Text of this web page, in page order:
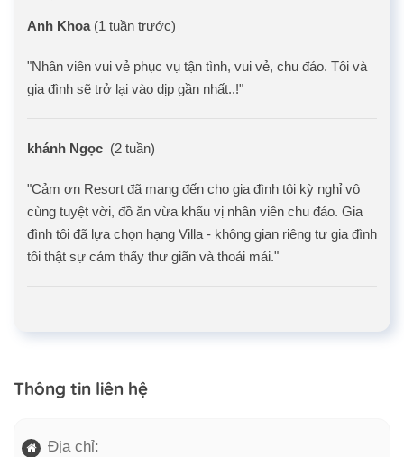
Anh Khoa(1 tuần trước)
"Nhân viên vui vẻ phục vụ tận tình, vui vẻ, chu đáo. Tôi và
gia đình sẽ trở lại vào dịp gần nhất..!"
khánh Ngọc (2 tuần)
"Cảm ơn Resort đã mang đến cho gia đình tôi kỳ nghỉ vô
cùng tuyệt vời, đồ ăn vừa khẩu vị nhân viên chu đáo. Gia
đình tôi đã lựa chọn hạng Villa - không gian riêng tư gia đình
tôi thật sự cảm thấy thư giãn và thoải mái."
Thông tin liên hệ
Địa chỉ: